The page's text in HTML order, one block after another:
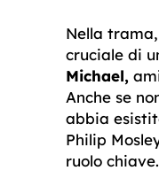
Nella
cruciale di
Michael,
Anche se
abbia
Philip
ruolo chiave.